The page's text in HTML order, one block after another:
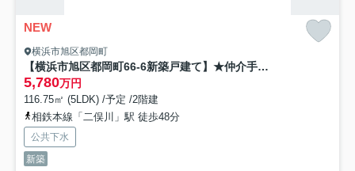
NEW
横浜市旭区都岡町
【横浜市旭区都岡町66-6新築戸建て】★仲介手数料無料★（都岡小学校・都岡中学校）
5,780万円
116.75㎡ (5LDK) /予定 /2階建
相鉄本線「二俣川」駅 徒歩48分
公共下水
新築